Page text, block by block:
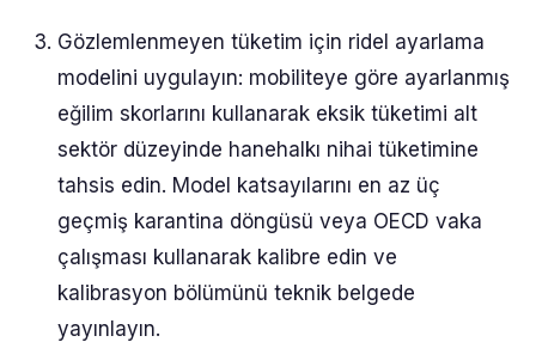
Gözlemlenmeyen tüketim için ridel ayarlama
modelini uygulayın: mobiliteye göre ayarlanmış
eğilim skorlarını kullanarak eksik tüketimi alt
sektör düzeyinde hanehalkı nihai tüketimine
tahsis edin. Model katsayılarını en az üç
geçmiş karantina döngüsü veya OECD vaka
çalışması kullanarak kalibre edin ve
kalibrasyon bölümünü teknik belgede
yayınlayın.